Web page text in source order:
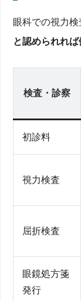
眼科での視力検
と認められれ
検査・診察
初診料
視力検査
屈折検査
眼鏡処方箋
発行